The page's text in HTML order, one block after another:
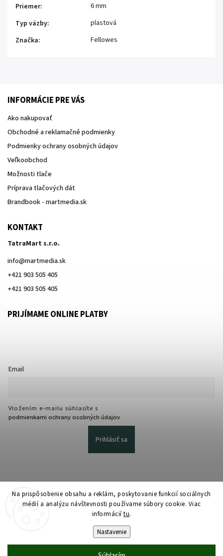
Na prispôsobenie obsahu a reklám, poskytovanie funkcií sociálnych
médií a analýzu návštevnosti používame súbory cookie. Viac
informáciítu.
Nastavenie
Priemer:
6 mm
Typ väzby:
plastová
Značka: Fellowes
INFORMÁCIE PRE VÁS
Ako nakupovať
Obchodné a reklamačné podmienky
Podmienky ochrany osobných údajov
Veľkoobchod
Možnosti tlače
Príprava tlačových dát
Brandbook - martmedia.sk
KONTAKT
TatraMart s.r.o.
info@martmedia.sk
+421 903 505 405
+421 903 505 405
PRIJÍMAME ONLINE PLATBY
Email
Vložením e-mailu súhlasíte s
podmienkami ochrany osobných údajov
Prihlásiť sa
Upraviť nastavenie cookies